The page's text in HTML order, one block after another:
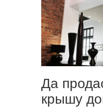
Да
крышу